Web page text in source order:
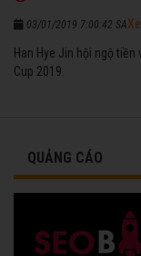
03/01/2019 7:00:42 SA
Han Hye Jin hội ngộ
Cup 2019.
QUẢNG CÁO